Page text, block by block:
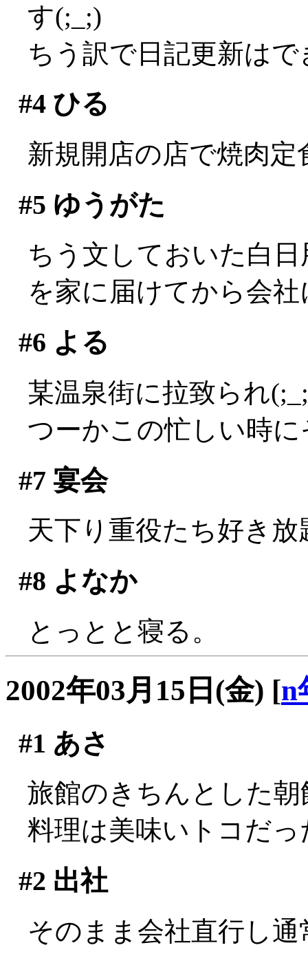
す(;_;)
ちう訳で日記更新は
#4ひる
新規開店の店で焼肉定
#5 ゆうがた
ちう文しておいた白
を家に届けてから会
#6 よる
某温泉街に拉致られ
つーかこの忙しい時
#7 宴会
天下り重役たち好き
#8 よなか
とっとと寝る。
2002年03月15日(金) [n
#1 あさ
旅館のきちんとした朝
料理は美味いトコだ
#2 出社
そのまま会社直行し